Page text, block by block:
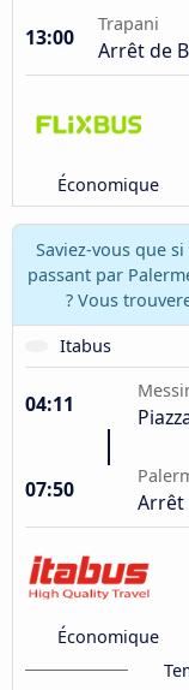
13:00
Trapani
Arrêt de
Économique
Saviez-vous que
passant par
? Vous
Itabus
04:11
07:50 Arrêt
Économique